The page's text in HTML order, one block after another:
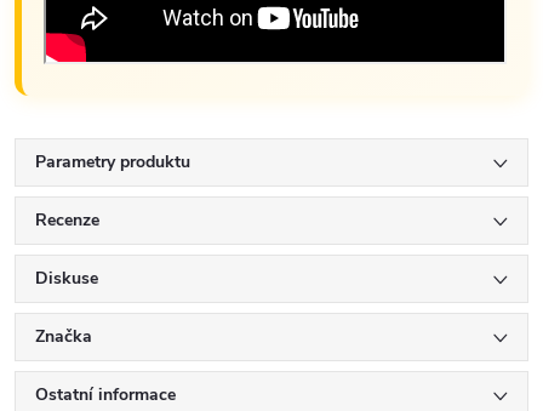
Parametry produktu
Recenze
Diskuse
Značka
Ostatní informace